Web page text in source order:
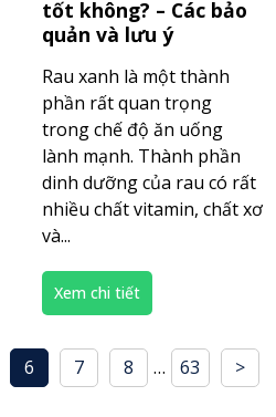
tốt không? – Các bảo
quản và lưu ý
Rau xanh là một thành
phần rất quan trọng
trong chế độ ăn uống
lành mạnh. Thành phần
dinh dưỡng của rau có rất
nhiều chất vitamin, chất xơ
và...
Xem chi tiết
6 7 8 … 63 >